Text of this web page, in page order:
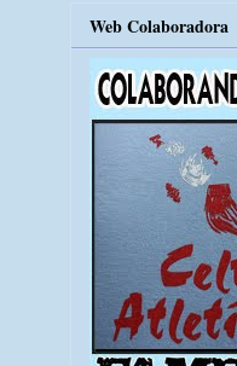
Web Colaboradora